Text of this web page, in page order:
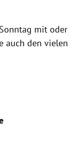
mit oder
auch den